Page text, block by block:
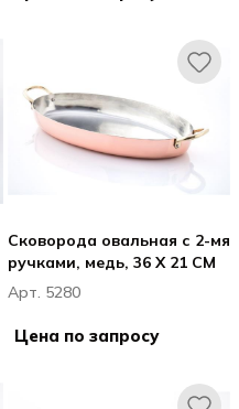
Сковорода овальная с 2-мя
ручками, медь, 36 X 21 CM
Арт. 5280
Цена по запросу